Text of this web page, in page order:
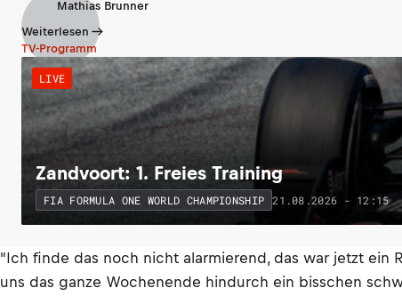
Mathias Brunner
Weiterlesen
TV-Programm
LIVE
Zandvoort: 1. Freies Training
FIA FORMULA ONE WORLD CHAMPIONSHIP 21.08.2026 - 12:15
"Ich finde das noch nicht alarmierend, das war jetzt ein
uns das ganze Wochenende hindurch ein bisschen